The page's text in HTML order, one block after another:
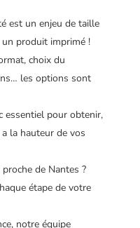
est un enjeu de taille
un produit imprimé !
choix du
les options sont
essentiel pour obtenir,
la hauteur de vos
de Nantes ?
étape de votre
notre équipe